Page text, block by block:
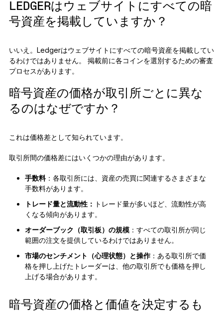
LEDGERはウェブサイトにすべての暗
号資産を掲載していますか？
いいえ。Ledgerはウェブサイトにすべての暗号資産を掲載してい
るわけではありません。 掲載前に各コインを選別するための審査
プロセスがあります。
暗号資産の価格が取引所ごとに異な
るのはなぜですか？
これは価格差として知られています。
取引所間の価格差にはいくつかの理由があります。
手数料：各取引所には、資産の売買に関連するさまざまな
手数料があります。
トレード量と流動性： トレード量が多いほど、流動性が高
くなる傾向があります。
オーダーブック（取引板）の規模：すべての取引所が同じ
範囲の注文を提供しているわけではありません。
市場のセンチメント（心理状態）と操作：ある取引所で価
格を押し上げたトレーダーは、他の取引所でも価格を押し
上げる場合があります。
暗号資産の価格と価値を決定するも